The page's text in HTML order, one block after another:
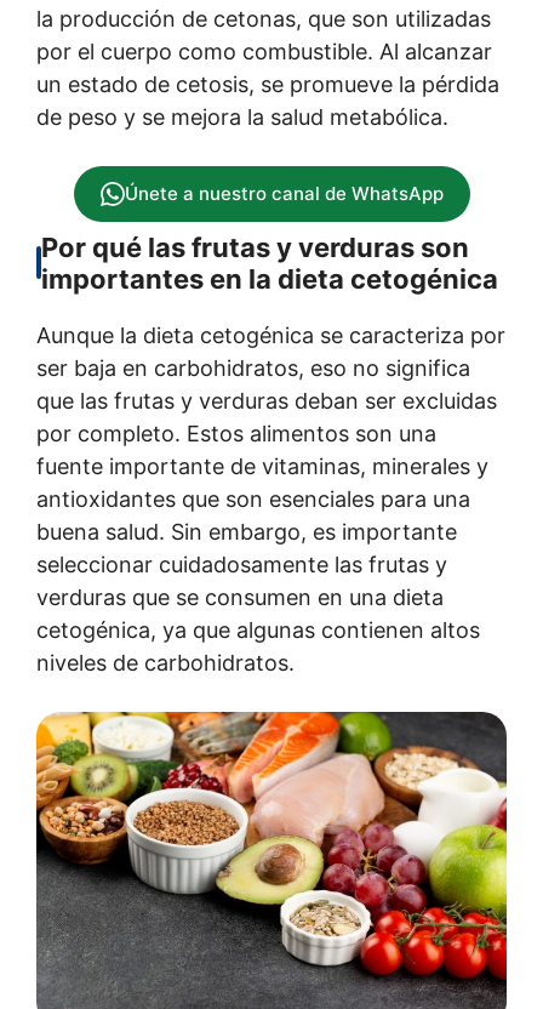
la producción de cetonas, que son utilizadas
por el cuerpo como combustible. Al alcanzar
un estado de cetosis, se promueve la pérdida
de peso y se mejora la salud metabólica.
Únete a nuestro canal de WhatsApp
Por qué las frutas y verduras son
importantes en la dieta cetogénica
Aunque la dieta cetogénica se caracteriza por
ser baja en carbohidratos, eso no significa
que las frutas y verduras deban ser excluidas
por completo. Estos alimentos son una
fuente importante de vitaminas, minerales y
antioxidantes que son esenciales para una
buena salud. Sin embargo, es importante
seleccionar cuidadosamente las frutas y
verduras que se consumen en una dieta
cetogénica, ya que algunas contienen altos
niveles de carbohidratos.